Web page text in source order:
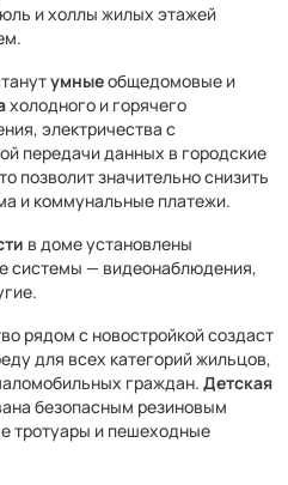
и холлы жилых этажей
умныеобщедомовые и
холодного и горячего
электричества с
передачи данных в городские
позволит значительно снизить
и коммунальные платежи.
в доме установлены
системы — видеонаблюдения,
рядом с новостройкой создаст
для всех категорий жильцов,
граждан. Детская
безопасным резиновым
тротуары и пешеходные